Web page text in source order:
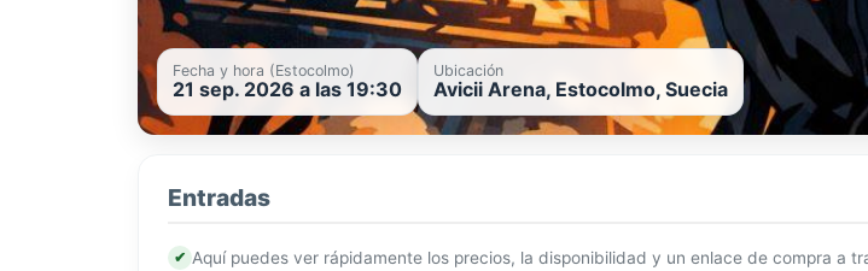
Fecha y hora (Estocolmo)
21 sep. 2026 a las 19:30
Ubicación
Avicii Arena, Estocolmo, Suecia
Entradas
✔ Aquí puedes ver rápidamente los precios, la disponibilidad y un enlace de compra a